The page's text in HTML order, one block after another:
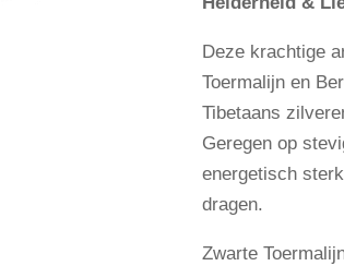
Deze krachtige
Toermalijn en
Tibetaans
Geregen op
energetisch
dragen.
Zwarte